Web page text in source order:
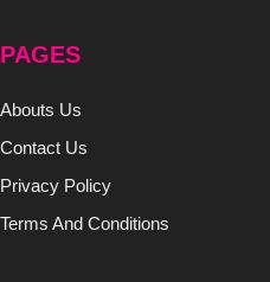
PAGES
Abouts Us
Contact Us
Privacy Policy
Terms And Conditions